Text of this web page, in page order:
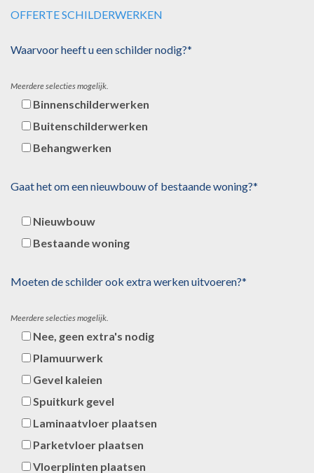
OFFERTE SCHILDERWERKEN
Waarvoor heeft u een schilder nodig?*
Meerdere selecties mogelijk.
Binnenschilderwerken
Buitenschilderwerken
Behangwerken
Gaat het om een nieuwbouw of bestaande woning?*
Nieuwbouw
Bestaande woning
Moeten de schilder ook extra werken uitvoeren?*
Meerdere selecties mogelijk.
Nee, geen extra's nodig
Plamuurwerk
Gevel kaleien
Spuitkurk gevel
Laminaatvloer plaatsen
Parketvloer plaatsen
Vloerplinten plaatsen